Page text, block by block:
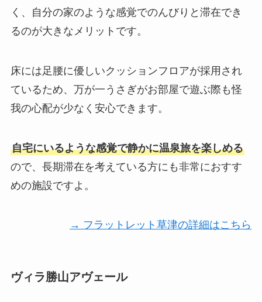
く、自分の家のような感覚でのんびりと滞在でき
るのが大きなメリットです。
床には足腰に優しいクッションフロアが採用され
ているため、万が一うさぎがお部屋で遊ぶ際も怪
我の心配が少なく安心できます。
自宅にいるような感覚で静かに温泉旅を楽しめる
ので、長期滞在を考えている方にも非常におすす
めの施設ですよ。
→ フラットレット草津の詳細はこちら
ヴィラ勝山アヴェール